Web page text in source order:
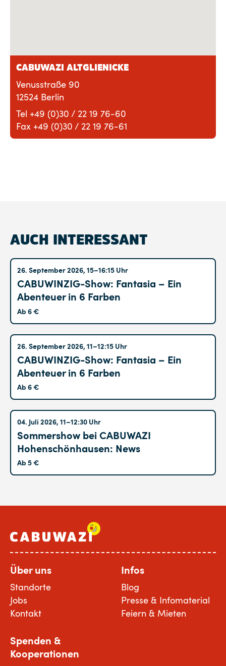
CABUWAZI ALTGLIENICKE
Venusstraße 90
12524 Berlin
Tel +49 (0)30 / 22 19 76-60
Fax +49 (0)30 / 22 19 76-61
AUCH INTERESSANT
26. September 2026, 15–16:15 Uhr
CABUWINZIG-Show: Fantasia – Ein
Abenteuer in 6 Farben
Ab 6 €
26. September 2026, 11–12:15 Uhr
CABUWINZIG-Show: Fantasia – Ein
Abenteuer in 6 Farben
Ab 6 €
04. Juli 2026, 11–12:30 Uhr
Sommershow bei CABUWAZI
Hohenschönhausen: News
Ab 5 €
Über uns
Standorte
Jobs
Kontakt
Infos
Blog
Presse & Infomaterial
Feiern & Mieten
Spenden &
Kooperationen